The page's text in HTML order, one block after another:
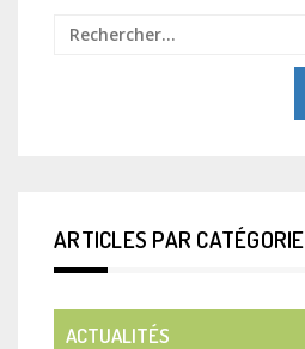
ARTICLES PAR CATÉGORIE
ACTUALITÉS